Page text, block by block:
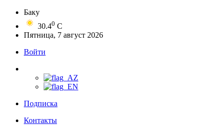
Баку
30.40 C
Пятница, 7 август 2026
Войти
Подписка
Контакты